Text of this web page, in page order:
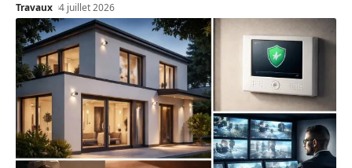
Travaux 4 juillet 2026